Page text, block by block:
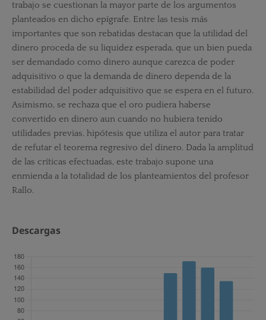
trabajo se cuestionan la mayor parte de los argumentos
planteados en dicho epígrafe. Entre las tesis más
importantes que son rebatidas destacan que la utilidad del
dinero proceda de su liquidez esperada, que un bien pueda
ser demandado como dinero aunque carezca de poder
adquisitivo o que la demanda de dinero dependa de la
estabilidad del poder adquisitivo que se espera en el futuro.
Asimismo, se rechaza que el oro pudiera haberse
convertido en dinero aun cuando no hubiera tenido
utilidades previas, hipótesis que utiliza el autor para tratar
de refutar el teorema regresivo del dinero. Dada la amplitud
de las críticas efectuadas, este trabajo supone una
enmienda a la totalidad de los planteamientos del profesor
Rallo.
Descargas